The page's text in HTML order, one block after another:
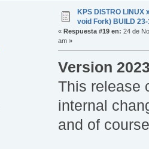
KPS DISTRO LINUX
void Fork) BUILD
« Respuesta #19 en: 24 de
am »
Version
This release
internal
and of